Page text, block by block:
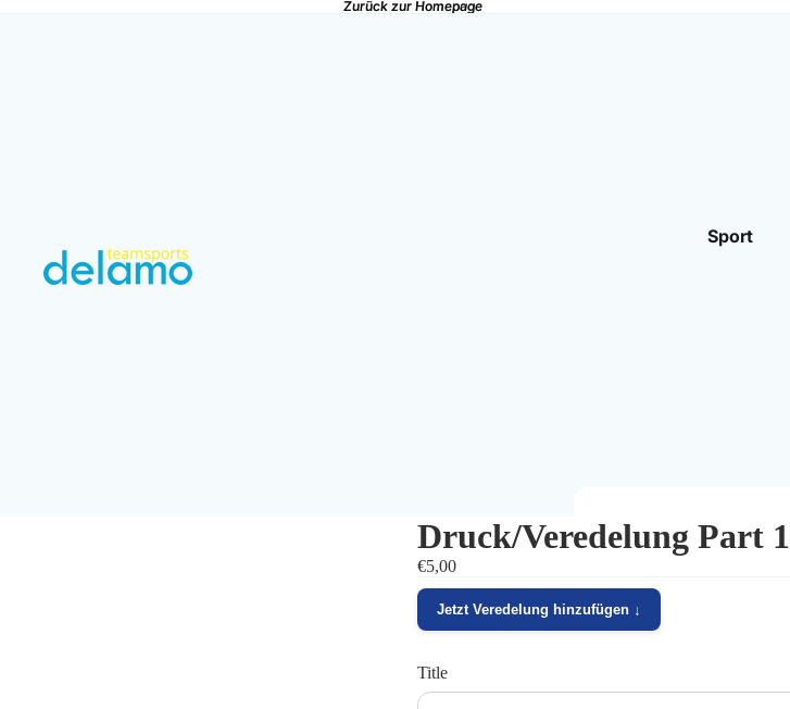
Zurück zur Homepage
Zurück zur Homepage
Sport
Trikots
Shorts
Trainingsoberteile
Trainingshosen
Druck/Veredelung Part 1
€5,00
Jetzt Veredelung hinzufügen ↓
Title